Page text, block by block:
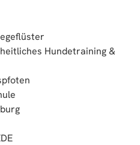
Hundetraining &